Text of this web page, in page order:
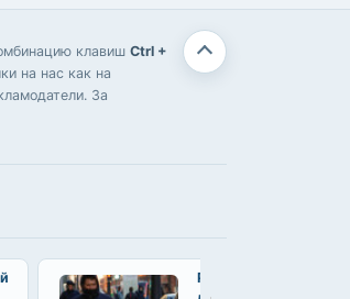
клавиш Ctrl +
на нас как на
За
Роботы-багги начали